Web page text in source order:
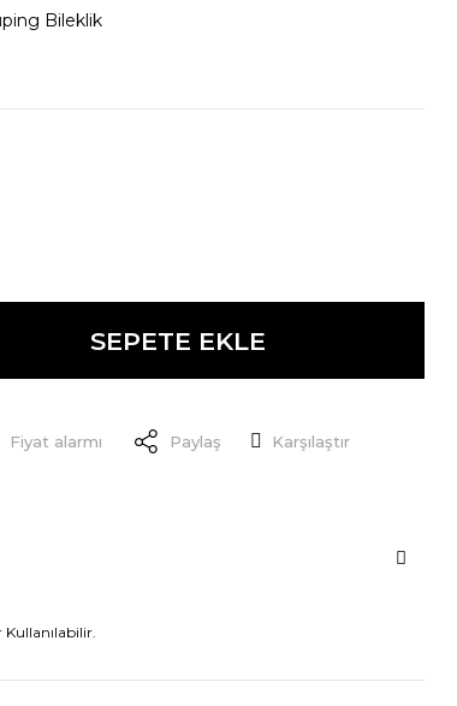
Bileklik
SEPETE EKLE
Fiyat alarmı Paylaş Karşılaştır
Kullanılabilir.